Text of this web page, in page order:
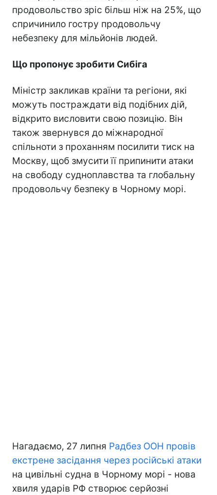
продовольство зріс більш ніж на 25%, що
спричинило гостру продовольчу
небезпеку для мільйонів людей.
Що пропонує зробити Сибіга
Міністр закликав країни та регіони, які
можуть постраждати від подібних дій,
відкрито висловити свою позицію. Він
також звернувся до міжнародної
спільноти з проханням посилити тиск на
Москву, щоб змусити її припинити атаки
на свободу судноплавства та глобальну
продовольчу безпеку в Чорному морі.
Нагадаємо, 27 липня Радбез ООН провів
екстрене засідання через російські атаки
на цивільні судна в Чорному морі - нова
хвиля ударів РФ створює серйозні